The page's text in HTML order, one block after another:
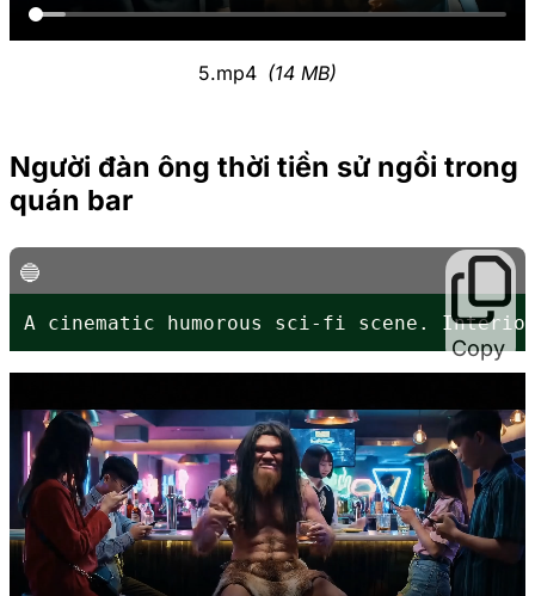
5.mp4 (14 MB)
Người đàn ông thời tiền sử ngồi trong
quán bar
Copy
A cinematic humorous sci-fi scene.